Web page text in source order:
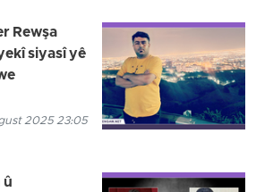
Rewşa
siyasî yê
2025 23:05
û